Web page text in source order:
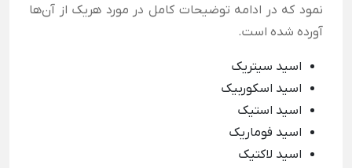
نمود که در ادامه توضیحات کامل در مورد هریک از آن‌ها
آورده شده است.
اسید سیتریک
اسید اسکوربیک
اسید استیک
اسید فوماریک
اسید لاکتیک